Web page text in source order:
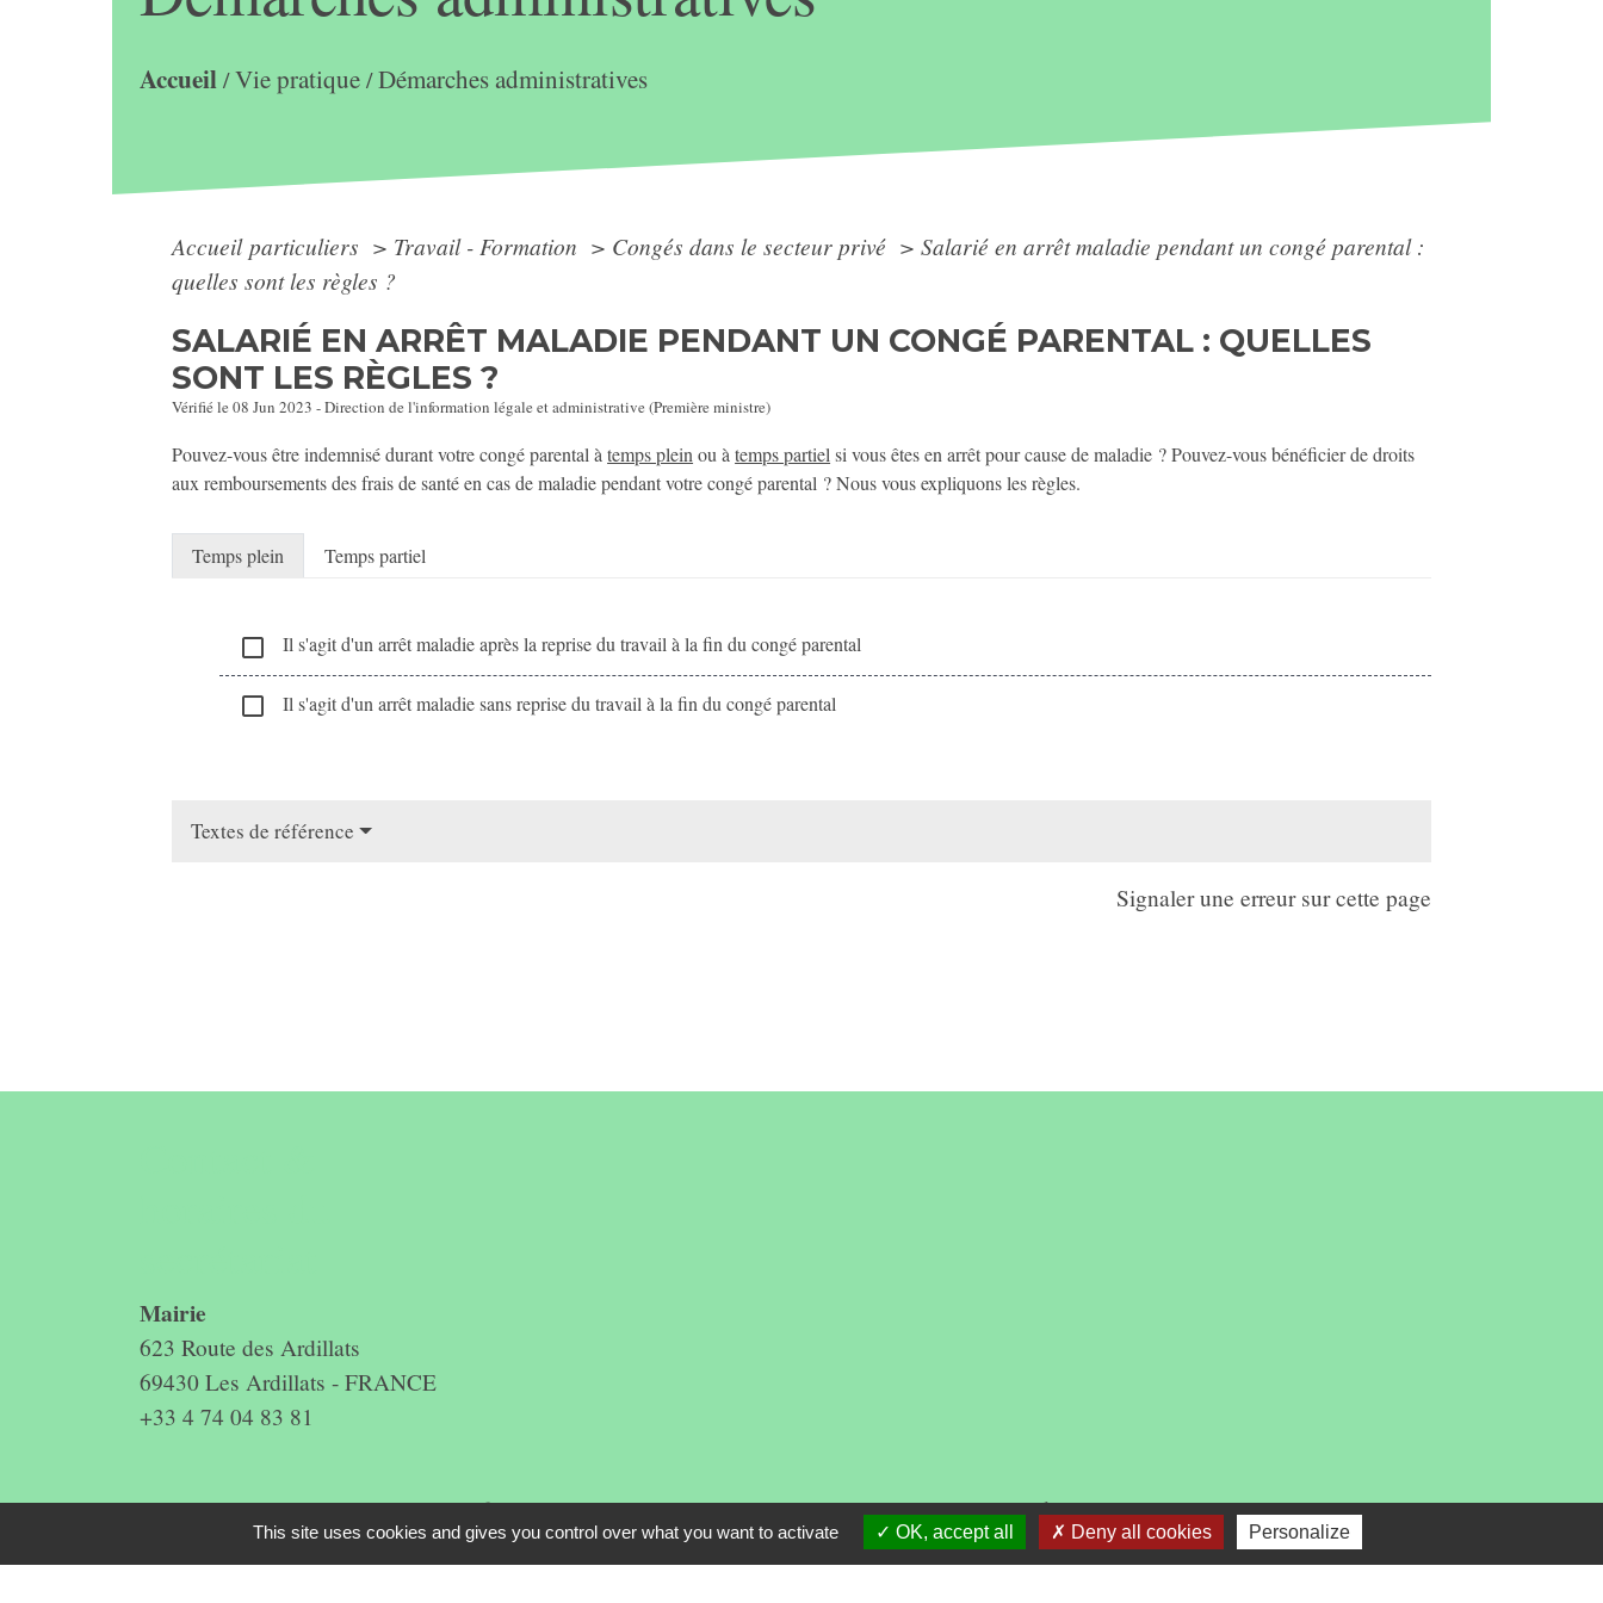
Accueil/Vie pratique/Démarches administratives
Accueil particuliers > Travail - Formation > Congés dans le secteur privé > Salarié en arrêt maladie pendant un congé parental :
quelles sont les règles ?
SALARIÉ EN ARRÊT MALADIE PENDANT UN CONGÉ PARENTAL : QUELLES
SONT LES RÈGLES ?
Vérifié le 08 Jun 2023 - Direction de l'information légale et administrative (Première ministre)
Pouvez-vous être indemnisé durant votre congé parental àtemps plein ou àtemps partiel si vous êtes en arrêt pour cause de maladie ? Pouvez-vous bénéficier de droits
aux remboursements des frais de santé en cas de maladie pendant votre congé parental ? Nous vous expliquons les règles.
Temps plein Temps partiel
check_box_outline_blank Il s'agit d'un arrêt maladie après la reprise du travail à la fin du congé parental
check_box_outline_blank Il s'agit d'un arrêt maladie sans reprise du travail à la fin du congé parental
Textes de référence
Signaler une erreur sur cette page
Mairie
623 Route des Ardillats
69430 Les Ardillats - FRANCE
+33 4 74 04 83 81
Mentions légales - Politique de confidentialité - Accessibilité - Plan du site - Gestion des cookies
This site uses cookies and gives you control over what you want to activate OK, accept all Deny all cookies Personalize